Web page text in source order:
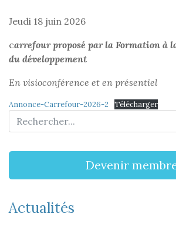
Jeudi 18 juin 2026
carrefour proposé par la Formation à
du développement
En visioconférence et en présentiel
Annonce-Carrefour-2026-2 Télécharger
Devenir
Actualités